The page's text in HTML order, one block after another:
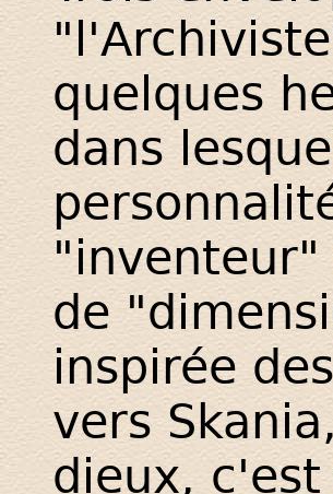
quelques
dans
"inventeur"
de
inspirée
vers
dieux,